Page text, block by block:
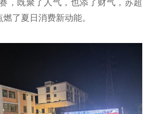
，既聚了人气，也添了财气，苏超
了夏日消费新动能。